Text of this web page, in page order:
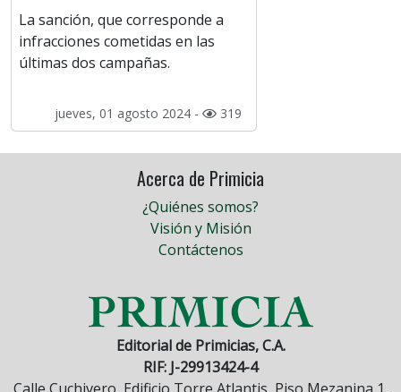
La sanción, que corresponde a
infracciones cometidas en las
últimas dos campañas.
jueves, 01 agosto 2024 - 319
Acerca de Primicia
¿Quiénes somos?
Visión y Misión
Contáctenos
Editorial de Primicias, C.A.
RIF: J-29913424-4